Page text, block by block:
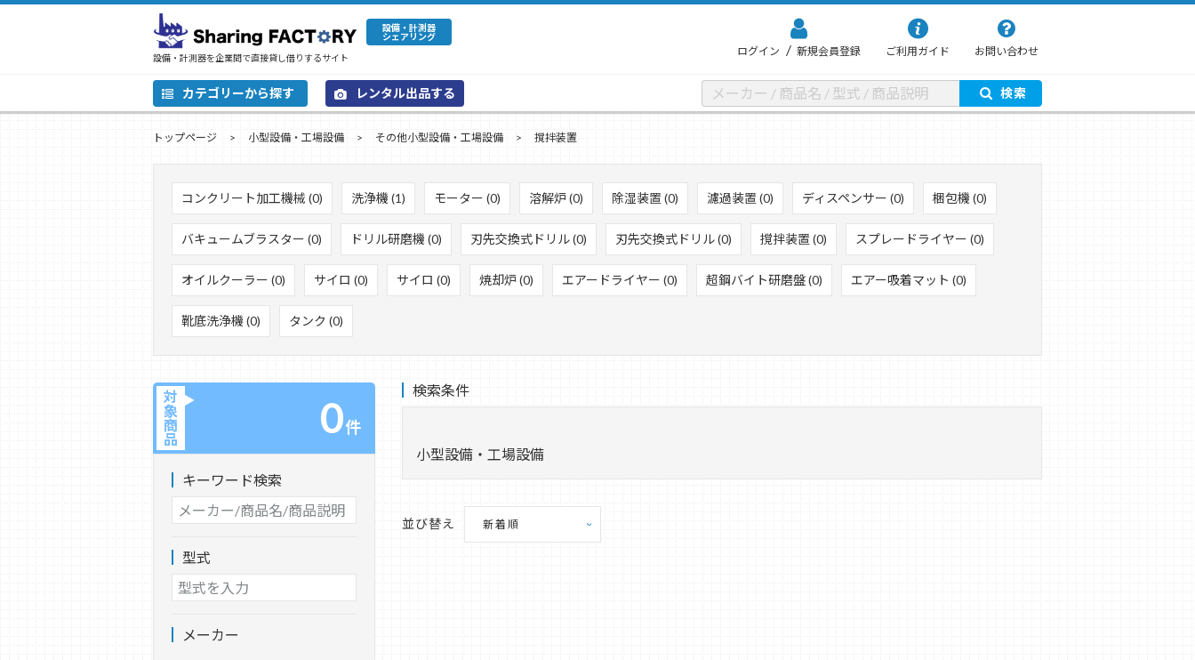
設備・計測器
シェアリング
設備・計測器を企業間で直接貸し借りするサイト
ログイン / 新規会員登録 ご利用ガイド お問い合わせ
カテゴリーから探す レンタル出品する 検索
トップページ 小型設備・工場設備 その他小型設備・工場設備 撹拌装置
コンクリート加工機械 (0) 洗浄機 (1) モーター (0) 溶解炉 (0) 除湿装置 (0) 濾過装置 (0) ディスペンサー (0) 梱包機 (0)
バキュームブラスター (0) ドリル研磨機 (0) 刃先交換式ドリル (0) 刃先交換式ドリル (0) 撹拌装置 (0) スプレードライヤー (0)
オイルクーラー (0) サイロ (0) サイロ (0) 焼却炉 (0) エアードライヤー (0) 超鋼バイト研磨盤 (0) エアー吸着マット (0)
靴底洗浄機 (0) タンク (0)
対
象
商
品
0件
キーワード検索
型式
メーカー
検索条件
小型設備・工場設備
並び替え